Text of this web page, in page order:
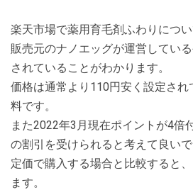
楽天市場で薬用育毛剤ふわりについ
販売元のナノエッグが運営してい
されていることがわかります。
価格は通常より110円安く設定さ
料です。
また2022年3月現在ポイントが4倍
の割引を受けられると考えて良いで
定価で購入する場合と比較すると
ます。